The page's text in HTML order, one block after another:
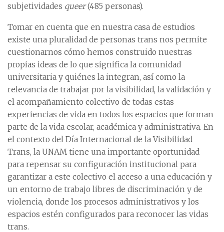
subjetividades queer(485 personas).
Tomar en cuenta que en nuestra casa de estudios
existe una pluralidad de personas trans nos permite
cuestionarnos cómo hemos construido nuestras
propias ideas de lo que significa la comunidad
universitaria y quiénes la integran, así como la
relevancia de trabajar por la visibilidad, la validación y
el acompañamiento colectivo de todas estas
experiencias de vida en todos los espacios que forman
parte de la vida escolar, académica y administrativa. En
el contexto del Día Internacional de la Visibilidad
Trans, la UNAM tiene una importante oportunidad
para repensar su configuración institucional para
garantizar a este colectivo el acceso a una educación y
un entorno de trabajo libres de discriminación y de
violencia, donde los procesos administrativos y los
espacios estén configurados para reconocer las vidas
trans.